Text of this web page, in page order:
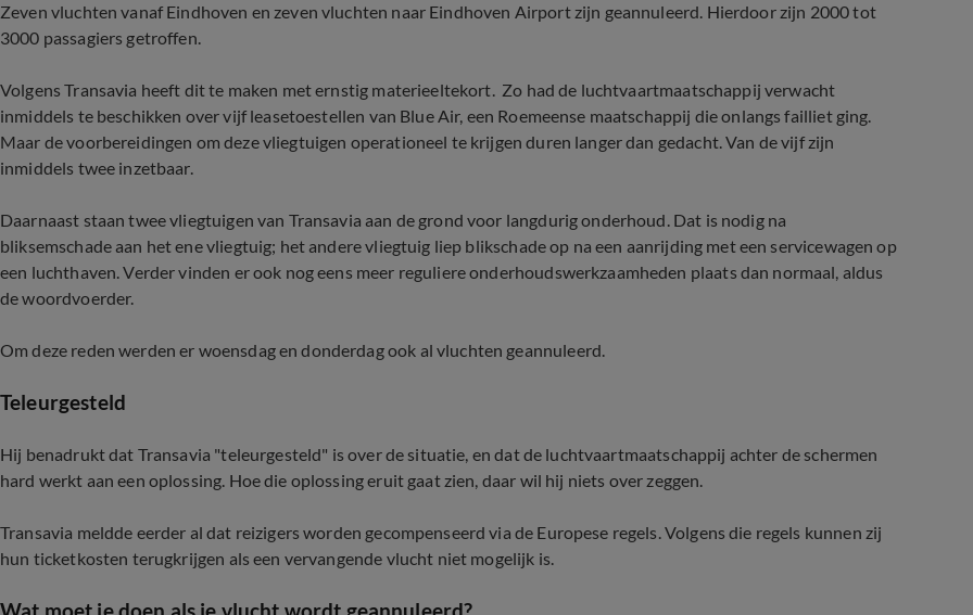
Zeven vluchten vanaf Eindhoven en zeven vluchten naar Eindhoven Airport zijn geannuleerd. Hierdoor zijn 2000 tot
3000 passagiers getroffen.
Volgens Transavia heeft dit te maken met ernstig materieeltekort. Zo had de luchtvaartmaatschappij verwacht
inmiddels te beschikken over vijf leasetoestellen van Blue Air, een Roemeense maatschappij die onlangs failliet ging.
Maar de voorbereidingen om deze vliegtuigen operationeel te krijgen duren langer dan gedacht. Van de vijf zijn
inmiddels twee inzetbaar.
Daarnaast staan twee vliegtuigen van Transavia aan de grond voor langdurig onderhoud. Dat is nodig na
bliksemschade aan het ene vliegtuig; het andere vliegtuig liep blikschade op na een aanrijding met een servicewagen op
een luchthaven. Verder vinden er ook nog eens meer reguliere onderhoudswerkzaamheden plaats dan normaal, aldus
de woordvoerder.
Om deze reden werden er woensdag en donderdag ook al vluchten geannuleerd.
Teleurgesteld
Hij benadrukt dat Transavia "teleurgesteld" is over de situatie, en dat de luchtvaartmaatschappij achter de schermen
hard werkt aan een oplossing. Hoe die oplossing eruit gaat zien, daar wil hij niets over zeggen.
Transavia meldde eerder al dat reizigers worden gecompenseerd via de Europese regels. Volgens die regels kunnen zij
hun ticketkosten terugkrijgen als een vervangende vlucht niet mogelijk is.